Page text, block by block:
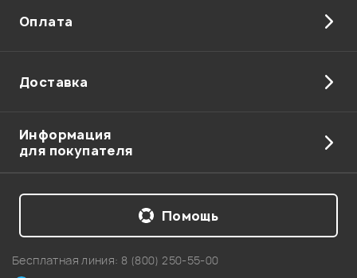
Оплата
Доставка
Информация
для покупателя
Бесплатная линия: 8 (800) 250-55-00
Помощь